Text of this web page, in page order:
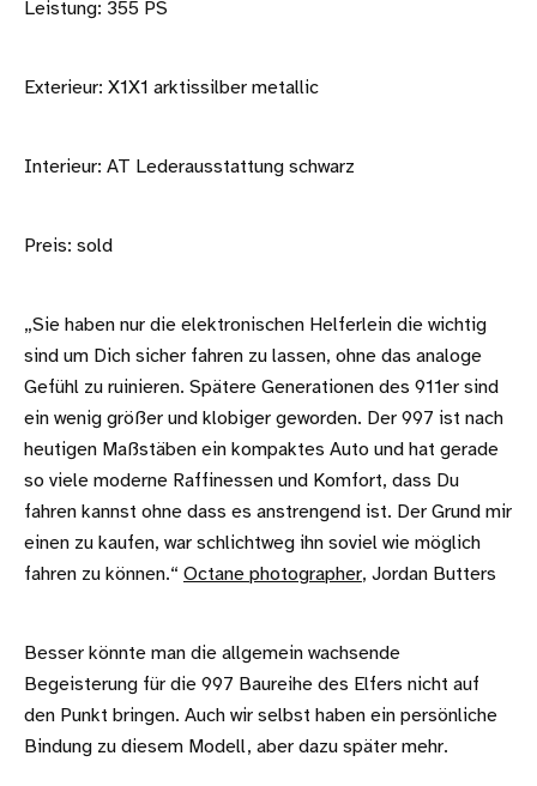
Leistung: 355 PS
Exterieur: X1X1 arktissilber metallic
Interieur: AT Lederausstattung schwarz
Preis: sold
„Sie haben nur die elektronischen Helferlein die wichtig
sind um Dich sicher fahren zu lassen, ohne das analoge
Gefühl zu ruinieren. Spätere Generationen des 911er sind
ein wenig größer und klobiger geworden. Der 997 ist nach
heutigen Maßstäben ein kompaktes Auto und hat gerade
so viele moderne Raffinessen und Komfort, dass Du
fahren kannst ohne dass es anstrengend ist. Der Grund mir
einen zu kaufen, war schlichtweg ihn soviel wie möglich
fahren zu können.“ Octane photographer, Jordan Butters
Besser könnte man die allgemein wachsende
Begeisterung für die 997 Baureihe des Elfers nicht auf
den Punkt bringen. Auch wir selbst haben ein persönliche
Bindung zu diesem Modell, aber dazu später mehr.